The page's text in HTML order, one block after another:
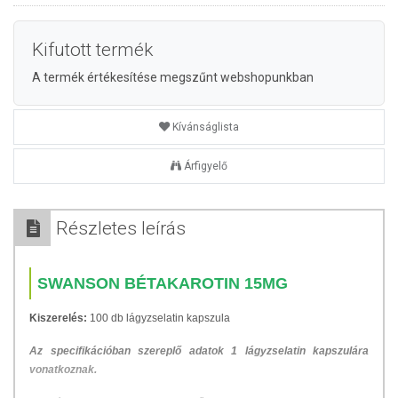
Kifutott termék
A termék értékesítése megszűnt webshopunkban
Kívánságlista
Árfigyelő
Részletes leírás
SWANSON BÉTAKAROTIN 15MG
Kiszerelés: 100 db lágyzselatin kapszula
Az specifikációban szereplő adatok 1 lágyzselatin kapszulára
vonatkoznak.